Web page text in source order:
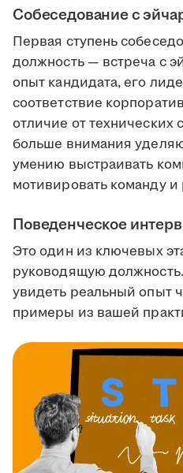
Собеседование с
Первая ступень
должность — встреча с
опыт кандидата, его
соответствие
отличие от технических
больше внимания
умению выстраивать
мотивировать команду
Поведенческое
Это один из ключевых
руководящую
увидеть реальный опыт
примеры из вашей